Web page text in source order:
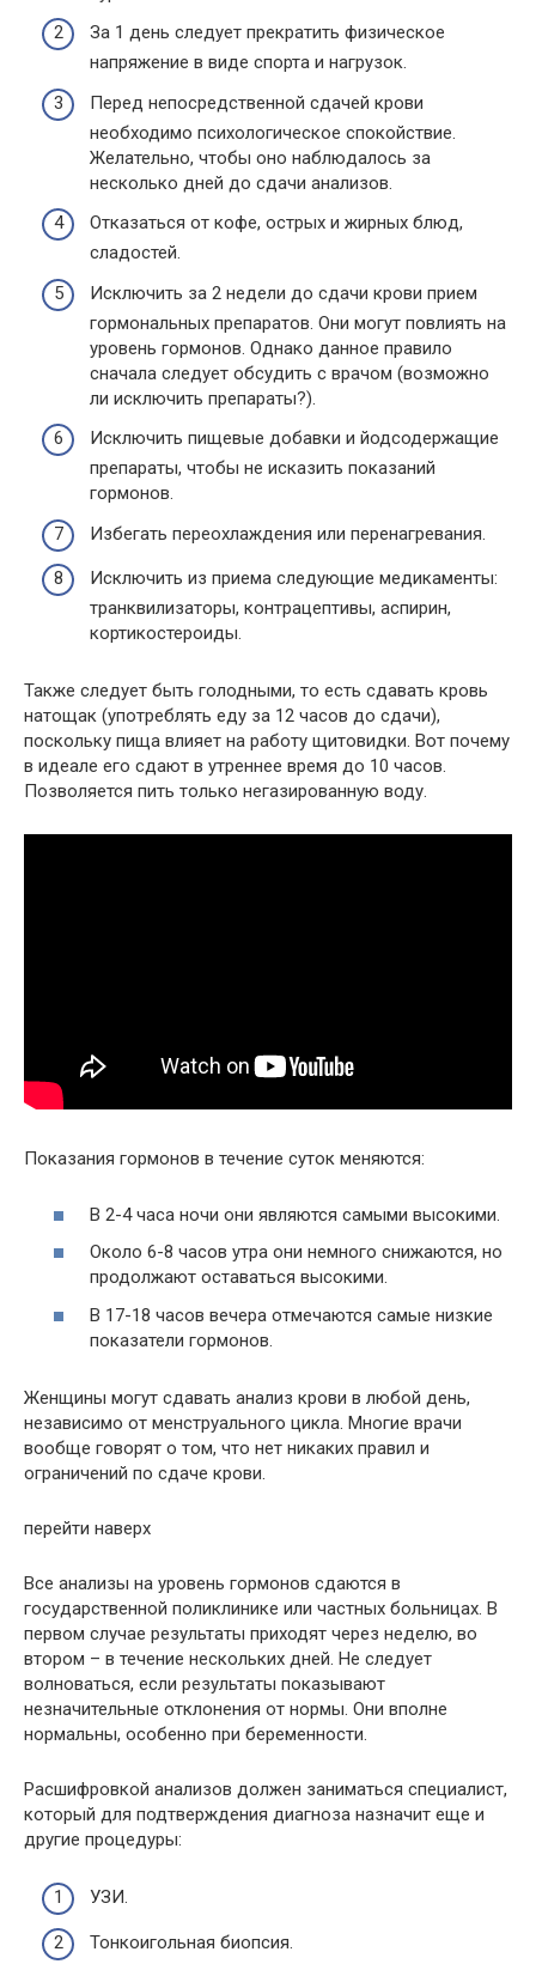
За 1 день следует прекратить физическое
напряжение в виде спорта и нагрузок.
Перед непосредственной сдачей крови
необходимо психологическое спокойствие.
Желательно, чтобы оно наблюдалось за
несколько дней до сдачи анализов.
Отказаться от кофе, острых и жирных блюд,
сладостей.
Исключить за 2 недели до сдачи крови прием
гормональных препаратов. Они могут повлиять на
уровень гормонов. Однако данное правило
сначала следует обсудить с врачом (возможно
ли исключить препараты?).
Исключить пищевые добавки и йодсодержащие
препараты, чтобы не исказить показаний
гормонов.
Избегать переохлаждения или перенагревания.
Исключить из приема следующие медикаменты:
транквилизаторы, контрацептивы, аспирин,
кортикостероиды.
Также следует быть голодными, то есть сдавать кровь
натощак (употреблять еду за 12 часов до сдачи),
поскольку пища влияет на работу щитовидки. Вот почему
в идеале его сдают в утреннее время до 10 часов.
Позволяется пить только негазированную воду.
Показания гормонов в течение суток меняются:
В 2-4 часа ночи они являются самыми высокими.
Около 6-8 часов утра они немного снижаются, но
продолжают оставаться высокими.
В 17-18 часов вечера отмечаются самые низкие
показатели гормонов.
Женщины могут сдавать анализ крови в любой день,
независимо от менструального цикла. Многие врачи
вообще говорят о том, что нет никаких правил и
ограничений по сдаче крови.
перейти наверх
Все анализы на уровень гормонов сдаются в
государственной поликлинике или частных больницах. В
первом случае результаты приходят через неделю, во
втором – в течение нескольких дней. Не следует
волноваться, если результаты показывают
незначительные отклонения от нормы. Они вполне
нормальны, особенно при беременности.
Расшифровкой анализов должен заниматься специалист,
который для подтверждения диагноза назначит еще и
другие процедуры:
УЗИ.
Тонкоигольная биопсия.